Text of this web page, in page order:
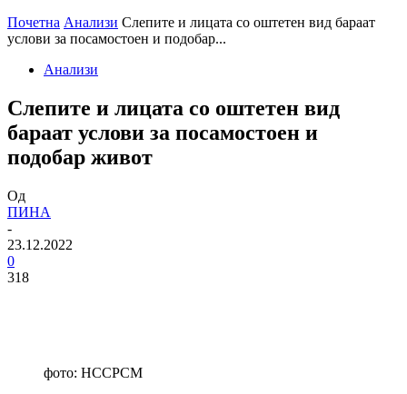
Почетна Анализи Слепите и лицата со оштетен вид бараат
услови за посамостоен и подобар...
Анализи
Слепите и лицата со оштетен вид
бараат услови за посамостоен и
подобар живот
Од
ПИНА
-
23.12.2022
0
318
фото: НССРСМ